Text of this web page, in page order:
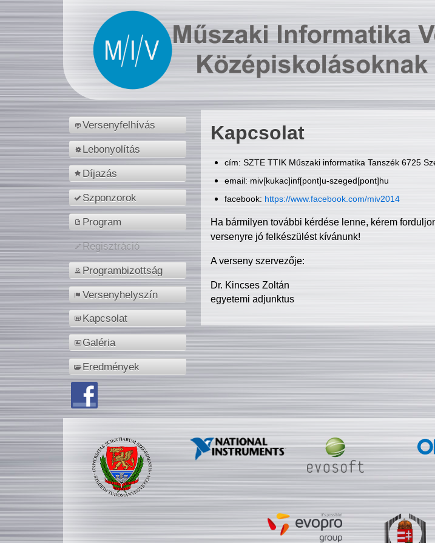
Versenyfelhívás
Lebonyolítás
Díjazás
Szponzorok
Program
Regisztráció
Programbizottság
Versenyhelyszín
Kapcsolat
Galéria
Eredmények
Kapcsolat
cím: SZTE TTIK Műszaki informatika Tanszék 6725
email: miv[kukac]inf[pont]u-szeged[pont]hu
facebook: https://www.facebook.com/miv2014
Ha bármilyen további kérdése lenne, kérem
versenyre jó felkészülést kívánunk!
A verseny szervezője:
Dr. Kincses Zoltán
egyetemi adjunktus